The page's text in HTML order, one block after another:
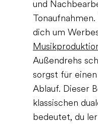
und
dich um
Außendrehs
sorgst für
Ablauf. Dieser
klassischen
bedeutet, du